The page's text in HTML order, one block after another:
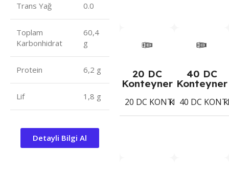
Trans Yağ 0.0
Toplam
Karbonhidrat
60,4
g
Protein 6,2 g
Lif 1,8 g
Detayli Bilgi Al
20 DC
Konteyner
20 DC KONTEYNER 2004
Koli
40 DC
Konteyner
40 DC